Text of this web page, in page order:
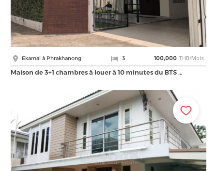
Ekamai à Phrakhanong 3 100,000 THB/Mois
Maison de 3+1 chambres à louer à 10 minutes du BTS …